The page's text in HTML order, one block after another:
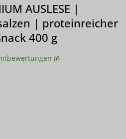
AUSLESE |
| proteinreicher
400 g
(6